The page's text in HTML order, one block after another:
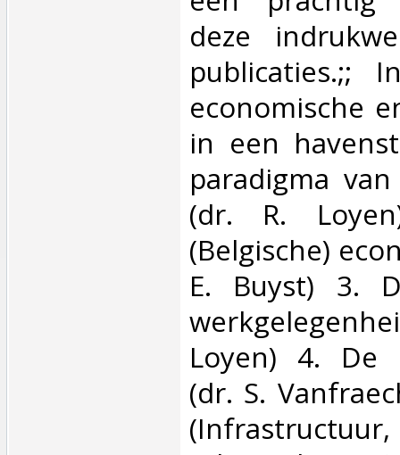
deze
publicaties.;;
economische
in een
paradigma
(dr. R.
(Belgische)
E. Buyst) 3.
Loyen) 4. De
(dr. S.
(Infrastructuur,